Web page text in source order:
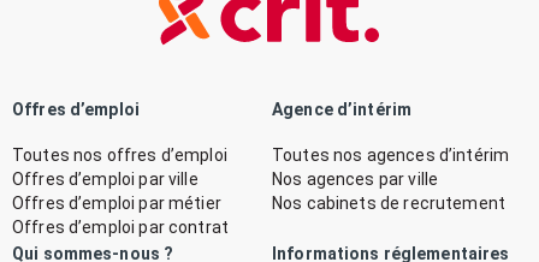
Offres d’emploi
Toutes nos offres d’emploi
Offres d’emploi par ville
Offres d’emploi par métier
Offres d’emploi par contrat
Agence d’intérim
Toutes nos agences d’intérim
Nos agences par ville
Nos cabinets de recrutement
Qui sommes-nous ? Informations réglementaires